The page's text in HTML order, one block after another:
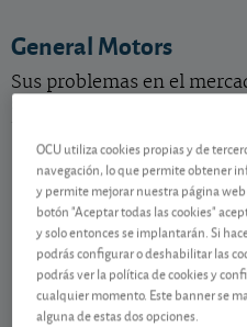
General Motors
Sus problemas en el
Contenido
Gestiona tu
experta
OCU utiliza cookies propias y de
navegación, lo que permite obtener
y permite mejorar nuestra página
botón "Aceptar todas las cookies"
y solo entonces se implantarán. Si
podrás configurar o deshabilitar las
podrás ver la política de cookies y
cualquier momento. Este banner se
alguna de estas dos opciones.